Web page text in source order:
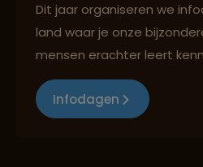
Dit jaar organiseren we
land waar je onze
mensen erachter leert
Infodagen